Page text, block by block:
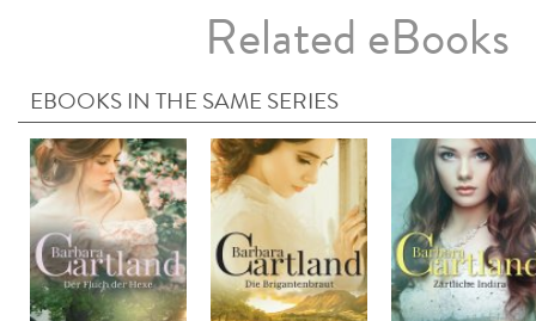
Related eBooks
EBOOKS IN THE SAME SERIES